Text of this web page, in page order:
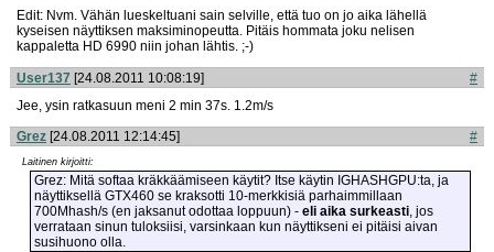
Edit: Nvm. Vähän lueskeltuani sain selville, että tuo on jo aika lähellä
kyseisen näyttiksen maksiminopeutta. Pitäis hommata joku nelisen
kappaletta HD 6990 niin johan lähtis. ;-)
User137 [24.08.2011 10:08:19]
#
Jee, ysin ratkasuun meni 2 min 37s. 1.2m/s
Grez [24.08.2011 12:14:45] #
Laitinen kirjoitti:
Grez: Mitä softaa kräkkäämiseen käytit? Itse käytin IGHASHGPU:ta, ja
näyttiksellä GTX460 se kraksotti 10-merkkisiä parhaimmillaan
700Mhash/s (en jaksanut odottaa loppuun) - eli aika surkeasti, jos
verrataan sinun tuloksiisi, varsinkaan kun näyttikseni ei pitäisi aivan
susihuono olla.